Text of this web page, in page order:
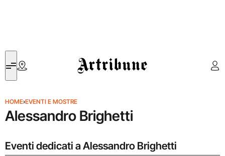
Artribune
HOME›EVENTI E MOSTRE
Alessandro Brighetti
Eventi dedicati a Alessandro Brighetti